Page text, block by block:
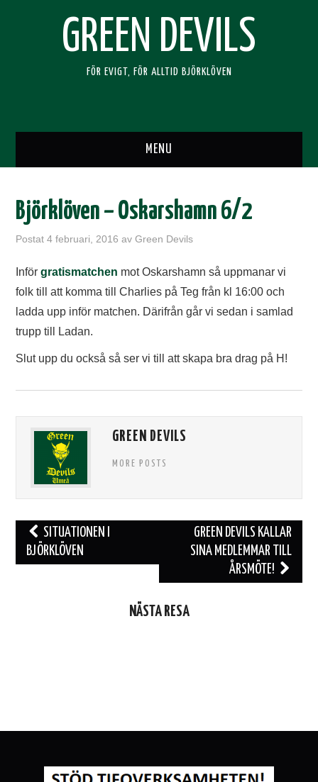
GREEN DEVILS
FÖR EVIGT, FÖR ALLTID BJÖRKLÖVEN
MENU
SUPPORTERKLUBBEN
RESOR
TIFO
SOUVENIRER
Björklöven – Oskarshamn 6/2
Postat4 februari, 2016 avGreen Devils
Införgratismatchen mot Oskarshamn så uppmanar vi
folk till att komma till Charlies på Teg från kl 16:00 och
ladda upp inför matchen. Därifrån går vi sedan i samlad
trupp till Ladan.
Slut upp du också så ser vi till att skapa bra drag på H!
GREEN DEVILS
MORE POSTS
Inläggsnavigering
SITUATIONEN I
BJÖRKLÖVEN
GREEN DEVILS KALLAR
SINA MEDLEMMAR TILL
ÅRSMÖTE!
NÄSTA RESA